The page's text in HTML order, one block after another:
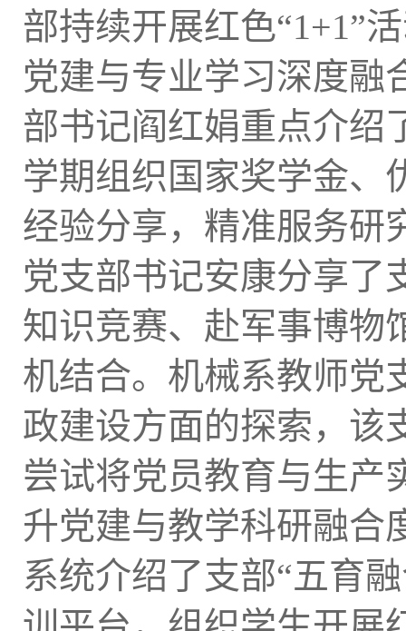
部持续开展红色“1+1”
党建与专业学习深度融
部书记阎红娟重点介绍
学期组织国家奖学金、
经验分享，精准服务研
党支部书记安康分享了
知识竞赛、赴军事博物
机结合。机械系教师党
政建设方面的探索，该
尝试将党员教育与生产
升党建与教学科研融合
系统介绍了支部“五育